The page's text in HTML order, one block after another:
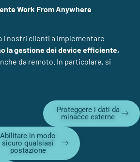
Work From Anywhere
i nostri clienti a implementare
la gestione dei deviceefficiente,
da remoto . In particolare, si
Proteggere i dati da
minacce esterne
Abilitare in modo
sicuro qualsiasi
postazione